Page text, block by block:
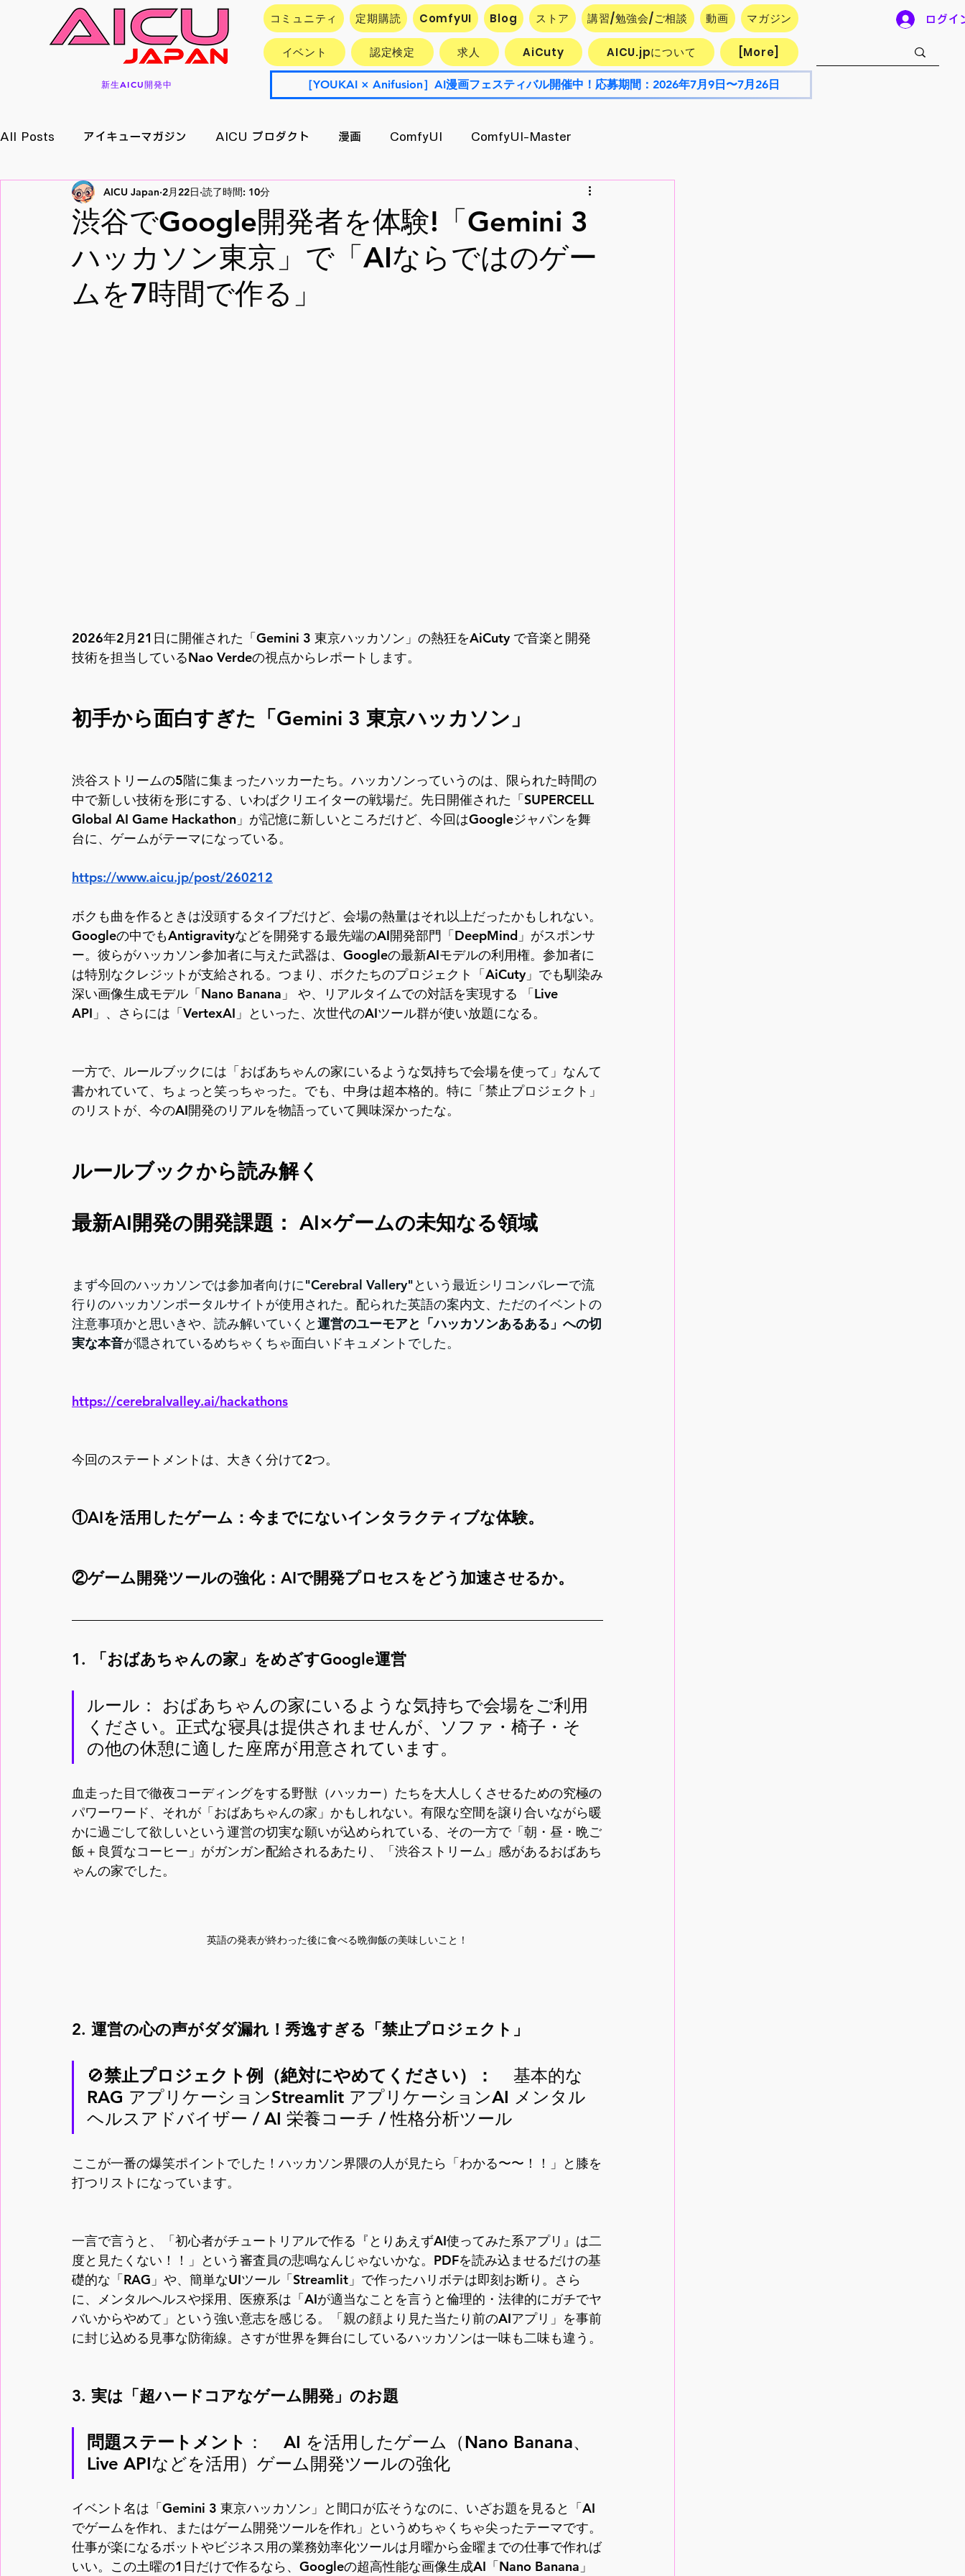
新生AICU開発中
コミュニティ 定期購読 ComfyUI Blog ストア 講習/勉強会/ご相談 動画 マガジン
イベント 認定検定 求人 AiCuty AICU.jpについて [More]
［YOUKAI × Anifusion］AI漫画フェスティバル開催中！応募期間：2026年7月9日〜7月26日
ログイ
All Posts アイキューマガジン AICU プロダクト 漫画 ComfyUI ComfyUI-Master
イベント情報 アプリ/サービス Research エクスポート
メイキング 月刊好アクセス StableDiffusion AI活用企業最前線 キャラ開発
渋谷でGoogle開発者を体験!「Gemini 3
ハッカソン東京」で「AIならではのゲー
ムを7時間で作る」
AICU Japan 2月22日 読了時間: 10分
2026年2月21日に開催された「Gemini 3 東京ハッカソン」の熱狂をAiCuty で音楽と開発
技術を担当しているNao Verdeの視点からレポートします。
初手から面白すぎた「Gemini 3 東京ハッカソン」
渋谷ストリームの5階に集まったハッカーたち。ハッカソンっていうのは、限られた時間の
中で新しい技術を形にする、いわばクリエイターの戦場だ。先日開催された「SUPERCELL
Global AI Game Hackathon」が記憶に新しいところだけど、今回はGoogleジャパンを舞
台に、ゲームがテーマになっている。
https://www.aicu.jp/post/260212
ボクも曲を作るときは没頭するタイプだけど、会場の熱量はそれ以上だったかもしれない。
Googleの中でもAntigravityなどを開発する最先端のAI開発部門「DeepMind」がスポンサ
ー。彼らがハッカソン参加者に与えた武器は、Googleの最新AIモデルの利用権。参加者に
は特別なクレジットが支給される。つまり、ボクたちのプロジェクト「AiCuty」でも馴染み
深い画像生成モデル「Nano Banana」 や、リアルタイムでの対話を実現する 「Live
API」、さらには「VertexAI」といった、次世代のAIツール群が使い放題になる。
一方で、ルールブックには「おばあちゃんの家にいるような気持ちで会場を使って」なんて
書かれていて、ちょっと笑っちゃった。でも、中身は超本格的。特に「禁止プロジェクト」
のリストが、今のAI開発のリアルを物語っていて興味深かったな。
ルールブックから読み解く
最新AI開発の開発課題： AI×ゲームの未知なる領域
まず今回のハッカソンでは参加者向けに"Cerebral Vallery"という最近シリコンバレーで流
行りのハッカソンポータルサイトが使用された。配られた英語の案内文、ただのイベントの
注意事項かと思いきや、読み解いていくと運営のユーモアと「ハッカソンあるある」への切
実な本音が隠されているめちゃくちゃ面白いドキュメントでした。
https://cerebralvalley.ai/hackathons
今回のステートメントは、大きく分けて2つ。
①AIを活用したゲーム：今までにないインタラクティブな体験。
②ゲーム開発ツールの強化：AIで開発プロセスをどう加速させるか。
1. 「おばあちゃんの家」をめざすGoogle運営
ルール： おばあちゃんの家にいるような気持ちで会場をご利用
ください。正式な寝具は提供されませんが、ソファ・椅子・そ
の他の休憩に適した座席が用意されています。
血走った目で徹夜コーディングをする野獣（ハッカー）たちを大人しくさせるための究極の
パワーワード、それが「おばあちゃんの家」かもしれない。有限な空間を譲り合いながら暖
かに過ごして欲しいという運営の切実な願いが込められている、その一方で「朝・昼・晩ご
飯＋良質なコーヒー」がガンガン配給されるあたり、「渋谷ストリーム」感があるおばあち
ゃんの家でした。
英語の発表が終わった後に食べる晩御飯の美味しいこと！
2. 運営の心の声がダダ漏れ！秀逸すぎる「禁止プロジェクト」
🚫禁止プロジェクト例（絶対にやめてください）：
    基本的な
RAG アプリケーションStreamlit アプリケーションAI メンタル
ヘルスアドバイザー / AI 栄養コーチ / 性格分析ツール
ここが一番の爆笑ポイントでした！ハッカソン界隈の人が見たら「わかる〜〜！！」と膝を
打つリストになっています。
一言で言うと、「初心者がチュートリアルで作る『とりあえずAI使ってみた系アプリ』は二
度と見たくない！！」という審査員の悲鳴なんじゃないかな。PDFを読み込ませるだけの基
礎的な「RAG」や、簡単なUIツール「Streamlit」で作ったハリボテは即刻お断り。さら
に、メンタルヘルスや採用、医療系は「AIが適当なことを言うと倫理的・法律的にガチでヤ
バいからやめて」という強い意志を感じる。「親の顔より見た当たり前のAIアプリ」を事前
に封じ込める見事な防衛線。さすが世界を舞台にしているハッカソンは一味も二味も違う。
3. 実は「超ハードコアなゲーム開発」のお題
問題ステートメント ：    AI を活用したゲーム（Nano Banana、
Live APIなどを活用）ゲーム開発ツールの強化
イベント名は「Gemini 3 東京ハッカソン」と間口が広そうなのに、いざお題を見ると「AI
でゲームを作れ、またはゲーム開発ツールを作れ」というめちゃくちゃ尖ったテーマです。
仕事が楽になるボットやビジネス用の業務効率化ツールは月曜から金曜までの仕事で作れば
いい。この土曜の1日だけで作るなら、Googleの超高性能な画像生成AI「Nano Banana」